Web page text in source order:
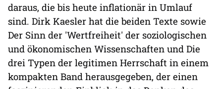
daraus, die bis heute inflationär in Umlauf
sind. Dirk Kaesler hat die beiden Texte sowie
Der Sinn der 'Wertfreiheit' der soziologischen
und ökonomischen Wissenschaften und Die
drei Typen der legitimen Herrschaft in einem
kompakten Band herausgegeben, der einen